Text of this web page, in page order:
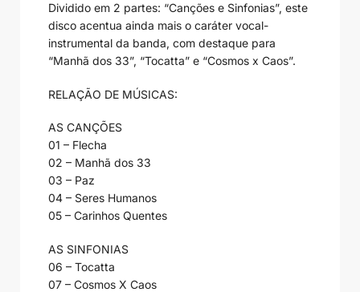
Dividido em 2 partes: “Canções e Sinfonias”, este
disco acentua ainda mais o caráter vocal-
instrumental da banda, com destaque para
“Manhã dos 33”, “Tocatta” e “Cosmos x Caos”.
RELAÇÃO DE MÚSICAS:
AS CANÇÕES
01 – Flecha
02 – Manhã dos 33
03 – Paz
04 – Seres Humanos
05 – Carinhos Quentes
AS SINFONIAS
06 – Tocatta
07 – Cosmos X Caos